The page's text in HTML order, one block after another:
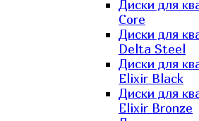
Диски для
Core
Диски для
Delta Steel
Диски для
Elixir Black
Диски для
Elixir Bronze